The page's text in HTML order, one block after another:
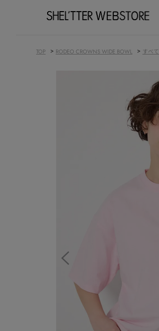
TOP > RODEO CROWNS WIDE BOWL > すべて